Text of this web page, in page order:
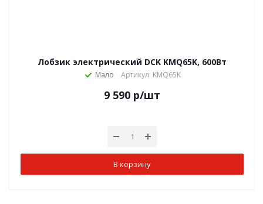
Лобзик электрический DCK KMQ65K, 600Вт
Мало Артикул: KMQ65K
9 590 р/шт
В корзину